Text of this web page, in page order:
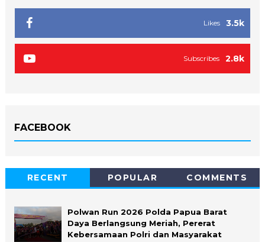
3.5k
Likes
2.8k
Subscribes
FACEBOOK
RECENT POPULAR COMMENTS
Polwan Run 2026 Polda Papua Barat
Daya Berlangsung Meriah, Pererat
Kebersamaan Polri dan Masyarakat